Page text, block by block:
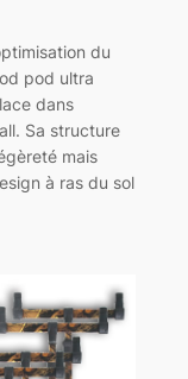
du
pod ultra
dans
Sa structure
mais
à ras du sol